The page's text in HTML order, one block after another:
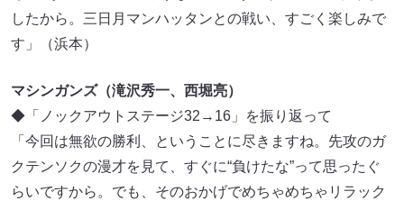
したから。三日月マンハッタンとの戦い、すごく楽しみで
す」（浜本）
マシンガンズ（滝沢秀一、西堀亮）
◆「ノックアウトステージ32→16」を振り返って
「今回は無欲の勝利、ということに尽きますね。先攻のガ
クテンソクの漫才を見て、すぐに“負けたな”って思ったぐ
らいですから。でも、そのおかげでめちゃめちゃリラック